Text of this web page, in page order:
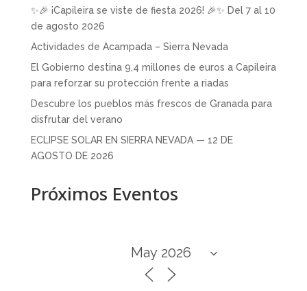
✨🎉 ¡Capileira se viste de fiesta 2026! 🎉✨ Del 7 al 10
de agosto 2026
Actividades de Acampada – Sierra Nevada
El Gobierno destina 9,4 millones de euros a Capileira
para reforzar su protección frente a riadas
Descubre los pueblos más frescos de Granada para
disfrutar del verano
ECLIPSE SOLAR EN SIERRA NEVADA — 12 DE
AGOSTO DE 2026
Próximos Eventos